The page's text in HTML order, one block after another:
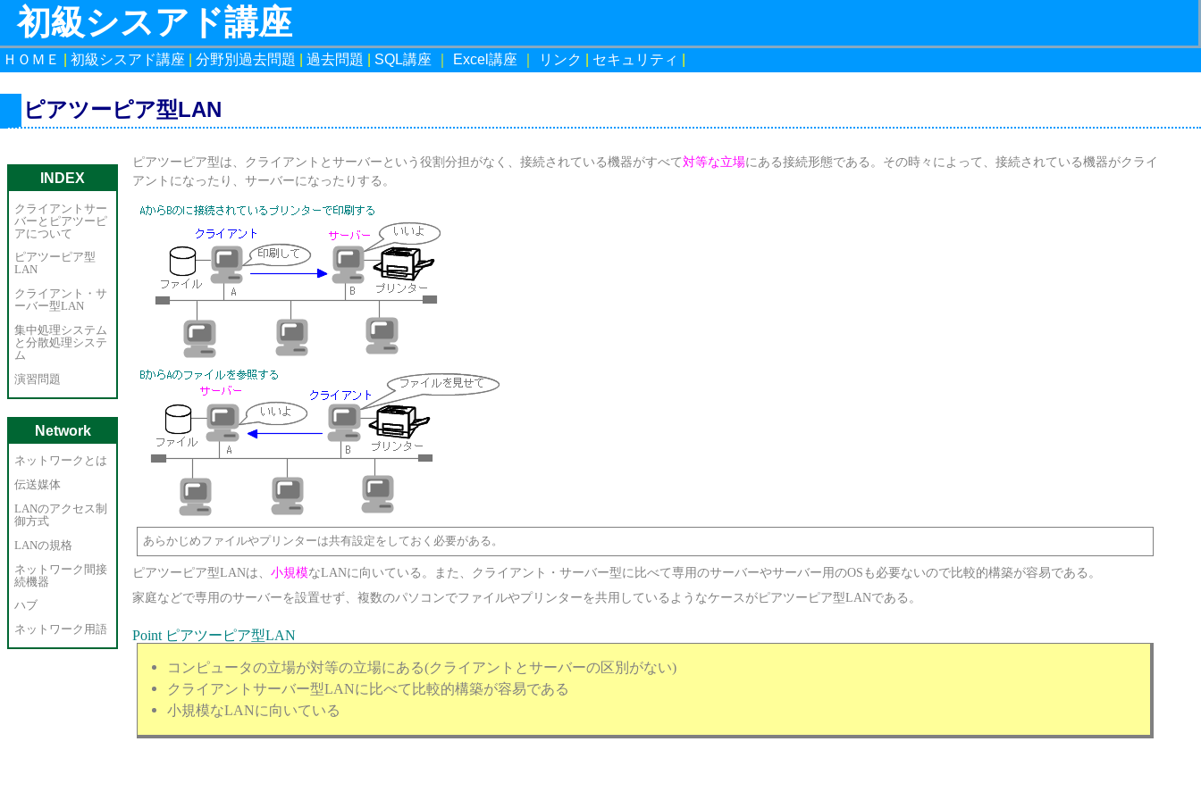
初級シスアド講座
ＨＯＭＥ 初級シスアド講座 分野別過去問題 過去問題 SQL講座 Excel講座 リンク セキュリティ
ピアツーピア型LAN
INDEX
クライアントサー
バーとピアツーピ
アについて
ピアツーピア型
LAN
クライアント・サ
ーバー型LAN
集中処理システム
と分散処理システ
ム
演習問題
Network
ネットワークとは
伝送媒体
LANのアクセス制
御方式
LANの規格
ネットワーク間接
続機器
ハブ
ネットワーク用語
ピアツーピア型は、クライアントとサーバーという役割分担がなく、接続されている機器がすべて対等な立場にある接続形態である。その時々によって、接続されている機器がクライ
アントになったり、サーバーになったりする。
あらかじめファイルやプリンターは共有設定をしておく必要がある。
ピアツーピア型LANは、 小規模なLANに向いている。また、クライアント・サーバー型に比べて専用のサーバーやサーバー用のOSも必要ないので比較的構築が容易である。
家庭などで専用のサーバーを設置せず、複数のパソコンでファイルやプリンターを共用しているようなケースがピアツーピア型LANである。
Point ピアツーピア型LAN
コンピュータの立場が対等の立場にある(クライアントとサーバーの区別がない)
クライアントサーバー型LANに比べて比較的構築が容易である
小規模なLANに向いている